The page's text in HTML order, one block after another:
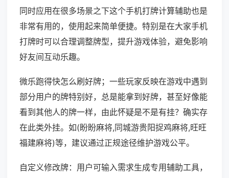
同时应用在很多场景之下这个手机打牌计算辅助也是
非常有用的，使用起来简单便捷。特别是在大家手机
打牌时可以合理调整牌型，提升游戏体验，避免影响
好友间互动乐趣。
微乐跑得快怎么刷好牌；一些玩家反映在游戏中遇到
部分用户的牌特别好，总是能拿到好牌，甚至好像能
看到其他人的牌一样，由此怀疑是不是有挂？确实存
在此类外挂。如(盼盼麻将,同城游贵阳捉鸡麻将,旺旺
福建麻将)等，建议通过正规途径维护游戏公平。
自定义修改牌：用户可输入需求生成专用辅助工具，